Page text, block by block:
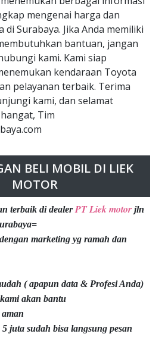
mengenai harga dan
Surabaya. Jika Anda memiliki
bantuan, jangan
kami. Kami siap
kendaraan Toyota
pelayanan terbaik. Terima
kami, dan selamat
Tim
BELI MOBIL DI LIEK
MOTOR
terbaik di dealerPT Liek motor jln
marketing yg ramah dan
( apapun data & Profesi Anda)
akan bantu
juta sudah bisa langsung pesan